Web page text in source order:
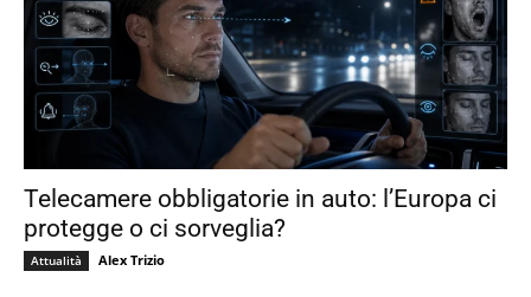
Telecamere obbligatorie in auto: l’Europa ci
protegge o ci sorveglia?
Attualità Alex Trizio